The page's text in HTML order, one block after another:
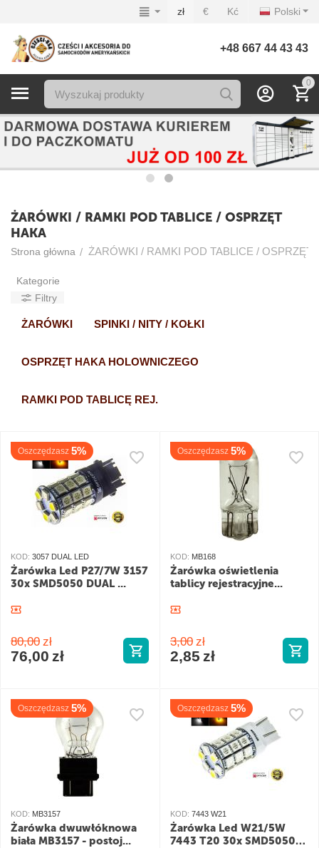
Polski
zł € Kć
+48 667 44 43 43
0
ŻARÓWKI / RAMKI POD TABLICE / OSPRZĘT
HAKA
Strona główna / ŻARÓWKI / RAMKI POD TABLICE / OSPRZĘT
Kategorie
Filtry
ŻARÓWKI SPINKI / NITY / KOŁKI
OSPRZĘT HAKA HOLOWNICZEGO
RAMKI POD TABLICĘ REJ.
Oszczędzasz 5%
KOD: 3057 DUAL LED
Żarówka Led P27/7W 3157
30x SMD5050 DUAL ...
80,00 zł
76,00 zł
Oszczędzasz 5%
KOD: MB168
Żarówka oświetlenia
tablicy rejestracyjne...
3,00 zł
2,85 zł
Oszczędzasz 5%
KOD: MB3157
Żarówka dwuwłóknowa
biała MB3157 - postoj...
Oszczędzasz 5%
KOD: 7443 W21
Żarówka Led W21/5W
7443 T20 30x SMD5050